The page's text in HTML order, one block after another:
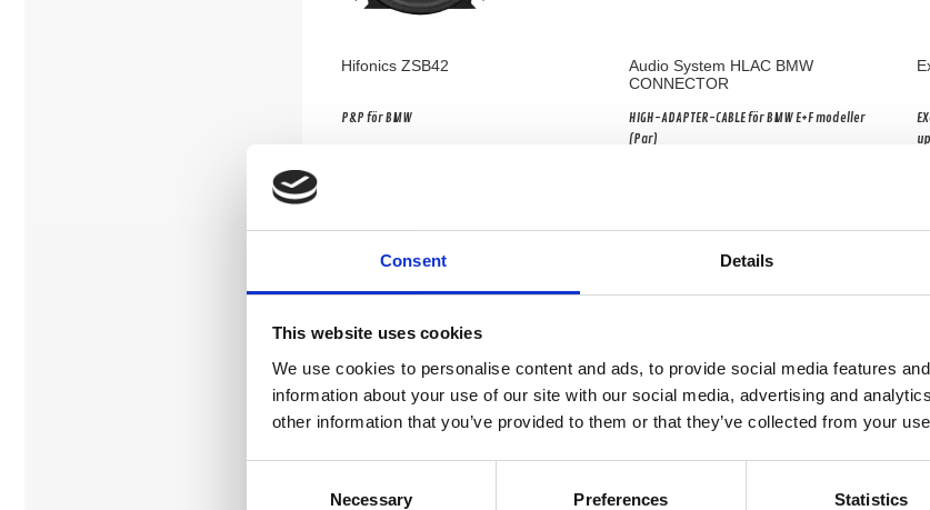
Consent Details
This website uses cookies
We use cookies to personalise content and ads, to provide social media features
information about your use of our site with our social media, advertising and
other information that you’ve provided to them or that they’ve collected from your
Necessary Preferences Statistics
Hifonics ZSB42
P&P för BMW
Audio System HLAC BMW
CONNECTOR
HIGH-ADAPTER-CABLE för BMW E+F modeller
(Par)
Köp